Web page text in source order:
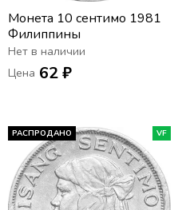
Монета 10 сентимо 1981
Филиппины
Нет в наличии
Цена 62 ₽
РАСПРОДАНО VF